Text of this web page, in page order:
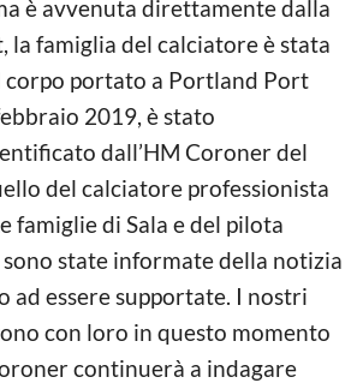
è avvenuta direttamente dalla
la famiglia del calciatore è stata
corpo portato a Portland Port
2019, è stato
dall’HM Coroner del
del calciatore professionista
famiglie di Sala e del pilota
state informate della notizia
ad essere supportate. I nostri
con loro in questo momento
continuerà a indagare